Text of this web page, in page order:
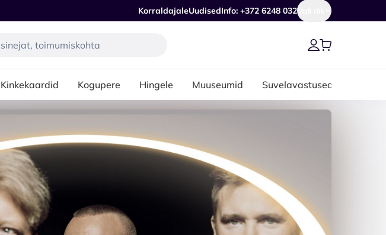
KorraldajaleUudisedInfo: +372 6248 032Vali riik
Kinkekaardid Kogupere Hingele Muuseumid Suvelavastused